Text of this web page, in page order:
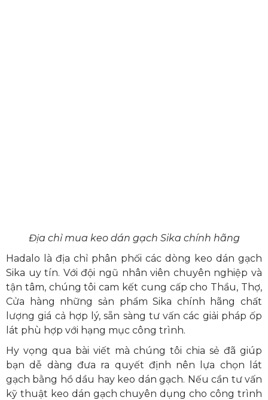
Địa chỉ mua keo dán gạch Sika chính hãng
Hadalo là địa chỉ phân phối các dòng keo dán gạch
Sika uy tín. Với đội ngũ nhân viên chuyên nghiệp và
tận tâm, chúng tôi cam kết cung cấp cho Thầu, Thợ,
Cửa hàng những sản phẩm Sika chính hãng chất
lượng giá cả hợp lý, sẵn sàng tư vấn các giải pháp ốp
lát phù hợp với hạng mục công trình.
Hy vọng qua bài viết mà chúng tôi chia sẻ đã giúp
bạn dễ dàng đưa ra quyết định nên lựa chọn
lát
gạch bằng hồ dầu hay keo dán gạch. Nếu cần tư vấn
kỹ thuật keo dán gạch chuyên dụng cho công trình